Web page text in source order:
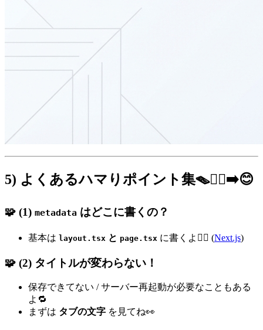
5) よくあるハマりポイント集🪤😵‍💫➡️😊
🧩 (1) metadata はどこに書くの？
基本は layout.tsx と page.tsx に書くよ🙆‍♀️ (Next.js)
🧩 (2) タイトルが変わらない！
保存できてない / サーバー再起動が必要なこともある
よ🔁
まずは タブの文字 を見てね👀